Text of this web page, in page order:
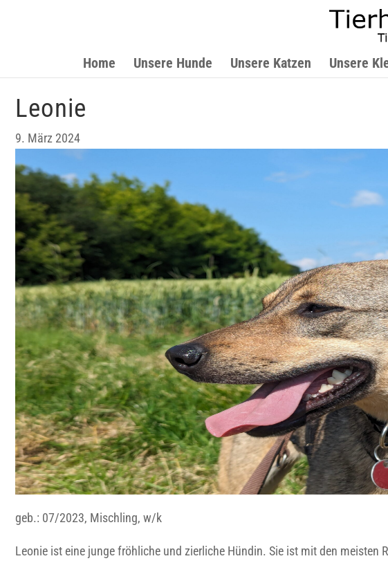
Home Unsere Hunde Unsere Katzen Unsere
Leonie
9. März 2024
geb.: 07/2023, Mischling, w/k
Leonie ist eine junge fröhliche und zierliche Hündin. Sie ist mit den meisten